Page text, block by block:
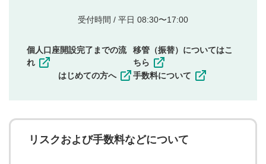
他者の権利（商標、著作権、その他の知的財産
その他当社が不適切と判断した投稿
一度投稿した評価およびコメントの変更・削除はできま
に関する著作者人格権を行使しないことに同意します。利
用者が投稿したコメントは、当社サービスの広告・宣伝、
受付時間 / 平日 08:30〜17:00
個人口座開設完了までの流
れ
はじめての方へ
移管（振替）についてはこ
ちら
手数料について
リスクおよび手数料などについて